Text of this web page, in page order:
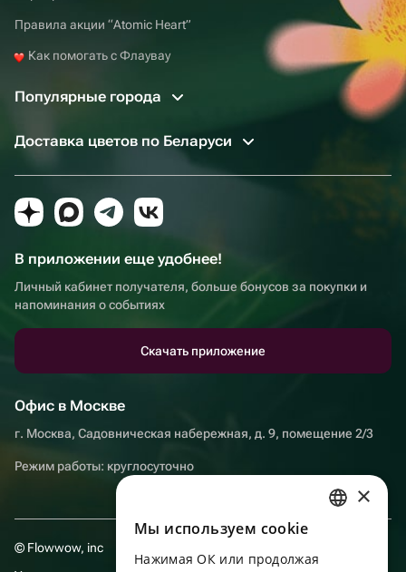
Правила акции “Atomic Heart”
Как помогать с Флаувау
Популярные города
Доставка цветов по Беларуси
В приложении еще удобнее!
Личный кабинет получателя, больше бонусов за покупки и
напоминания о событиях
Скачать приложение
Офис в Москве
г. Москва, Садовническая набережная, д. 9, помещение 2/3
Режим работы: круглосуточно
© Flowwow, inc
ENGLISH
×
Мы используем сookie
Нажимая ОК или продолжая